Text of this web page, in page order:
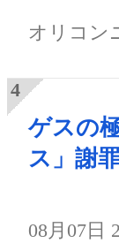
オリコン
ゲスの
ス」謝
08月07日